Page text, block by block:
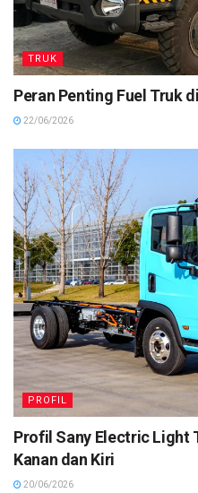
TRUK
Peran Penting Fuel Truk
22/06/2026
PROFIL
Profil Sany Electric Light
Kanan dan Kiri
20/06/2026